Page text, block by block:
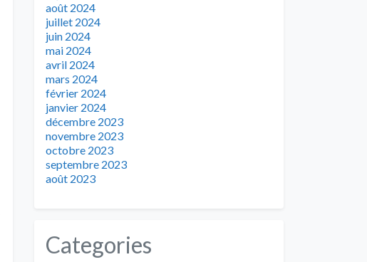
août 2024
juillet 2024
juin 2024
mai 2024
avril 2024
mars 2024
février 2024
janvier 2024
décembre 2023
novembre 2023
octobre 2023
septembre 2023
août 2023
Categories